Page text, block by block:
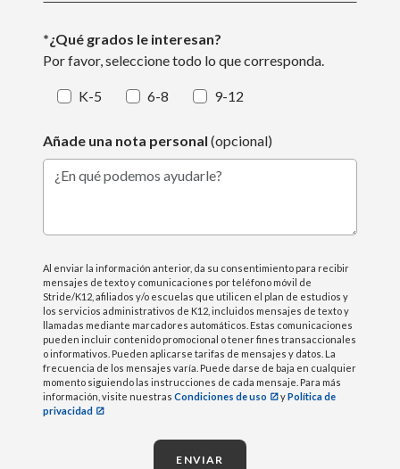
*¿Qué grados le interesan?
Por favor, seleccione todo lo que corresponda.
K-5 6-8 9-12
Añade una nota personal (opcional)
¿En qué podemos ayudarle?
Al enviar la información anterior, da su consentimiento para recibir
mensajes de texto y comunicaciones por teléfono móvil de
Stride/K12, afiliados y/o escuelas que utilicen el plan de estudios y
los servicios administrativos de K12, incluidos mensajes de texto y
llamadas mediante marcadores automáticos. Estas comunicaciones
pueden incluir contenido promocional o tener fines transaccionales
o informativos. Pueden aplicarse tarifas de mensajes y datos. La
frecuencia de los mensajes varía. Puede darse de baja en cualquier
momento siguiendo las instrucciones de cada mensaje. Para más
información, visite nuestras Condiciones de uso yPolítica de
privacidad
ENVIAR